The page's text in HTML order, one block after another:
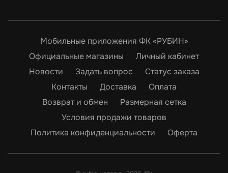
Мобильные приложения ФК «РУБИН»
Официальные магазины
Личный кабинет
Новости
Задать вопрос
Статус заказа
Контакты
Доставка
Оплата
Возврат и обмен
Размерная сетка
Условия продажи товаров
Политика конфиденциальности
Оферта